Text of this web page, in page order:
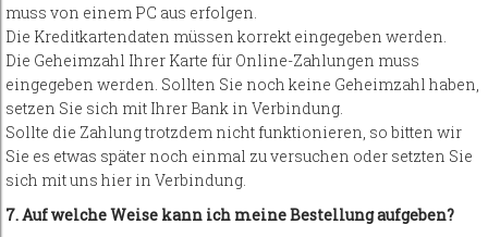
muss von einem PC aus erfolgen.
Die Kreditkartendaten müssen korrekt eingegeben werden.
Die Geheimzahl Ihrer Karte für Online-Zahlungen muss
eingegeben werden. Sollten Sie noch keine Geheimzahl haben,
setzen Sie sich mit Ihrer Bank in Verbindung.
Sollte die Zahlung trotzdem nicht funktionieren, so bitten wir
Sie es etwas später noch einmal zu versuchen oder setzten Sie
sich mit uns hier in Verbindung.
7. Auf welche Weise kann ich meine Bestellung aufgeben?